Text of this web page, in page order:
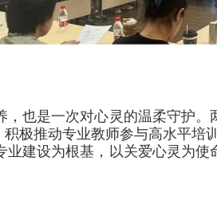
也是一次对心灵的温柔守护
极推动专业教师参与高水平培
建设为根基，以关爱心灵为